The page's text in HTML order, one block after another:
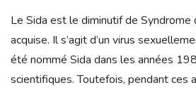
Le Sida est le diminutif de Syndrome
acquise. Il s’agit d’un virus
été nommé Sida dans les années
scientifiques. Toutefois, pendant ces